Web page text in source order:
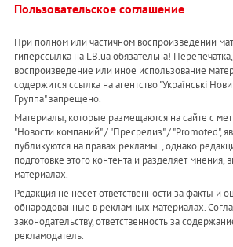
Пользовательское соглашение
При полном или частичном воспроизведении
гиперссылка на LB.ua обязательна!
воспроизведение или иное использование
содержится ссылка на агентство "Українськi
Группа" запрещено.
Материалы, которые размещаются на сайте с
"Новости компаний" / "Пресрелиз" / "Promoted",
публикуются на правах рекламы. , однако
подготовке этого контента и разделяет мнения,
материалах.
Редакция не несет ответственности за факты и
обнародованные в рекламных материалах.
законодательству, ответственность за
рекламодатель.